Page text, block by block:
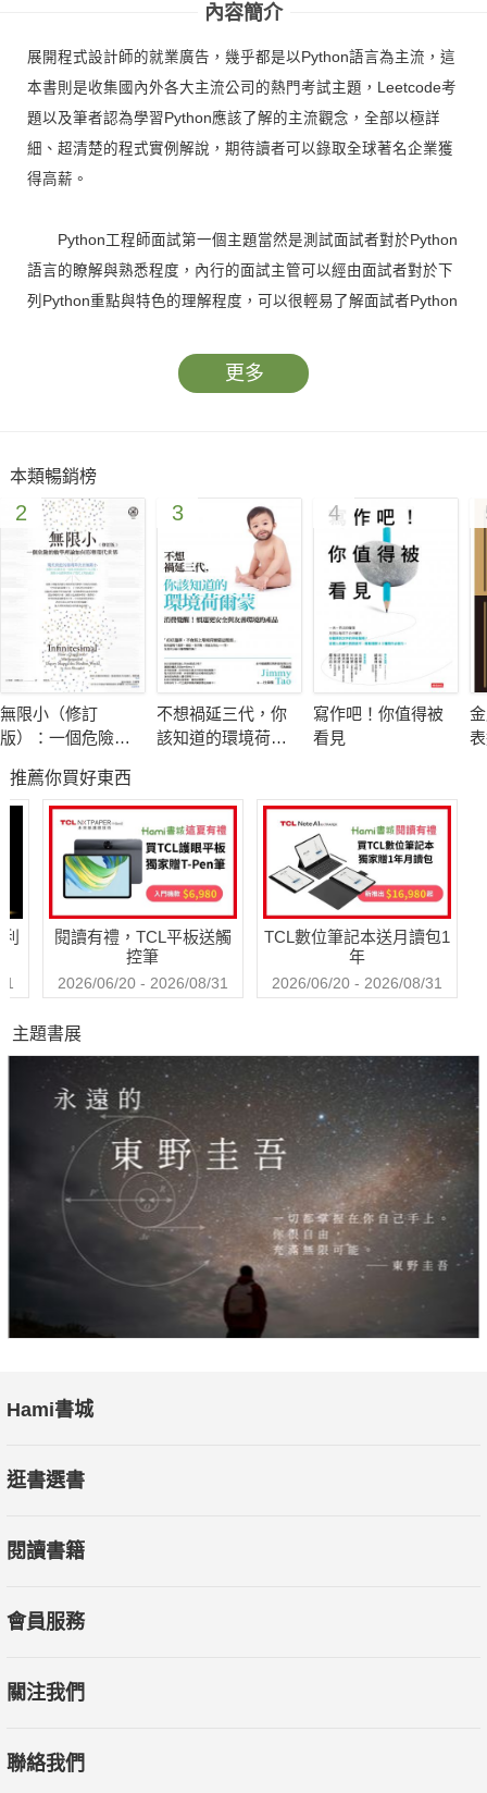
內容簡介
展開程式設計師的就業廣告，幾乎都是以Python語言為主流，這
本書則是收集國內外各大主流公司的熱門考試主題，Leetcode考
題以及筆者認為學習Python應該了解的主流觀念，全部以極詳
細、超清楚的程式實例解說，期待讀者可以錄取全球著名企業獲
得高薪。
Python工程師面試第一個主題當然是測試面試者對於Python
語言的瞭解與熟悉程度，內行的面試主管可以經由面試者對於下
列Python重點與特色的理解程度，可以很輕易了解面試者Python
●認識何謂可迭代物件(iterator object)
●認識生成式(generator)
●認識字典、集合操作
●類別與模組
●正則表達式
面試時間通常不會太長，面試的另一個重點是考演算法，一
個看似簡單的題目描述往往暗藏豐富的演算法知識，這時就是訓
練讀者的邏輯與思考的能力，在這本書筆者也使用了極豐富與廣
似考題可以輕鬆面對，在極短的面試時間完成解題，本書的演算
法考題包含下列內容：
●排序與搜尋
●陣列
●二元樹
●堆疊與回溯
●數學問題
●深度、廣度優先搜尋
●最短路徑演算法
●貪婪演算法
●動態規劃演算法
整本書除了內容豐富，適合Python面試工程師外，也可以增
強讀者Python功力。
本書特色
這是國內第一本針對Python工程師考試的圖書。
更多
本類暢銷榜
2
無限小（修訂
版）：一個危險的
現代世界
3
不想禍延三代，你
該知道的環境荷爾
境的產品
4
寫作吧！你值得被
看見
推薦你買好東西
閱讀有禮，TCL平板送觸
控筆
2026/06/20 - 2026/08/31
TCL數位筆記本送月讀包1
年
2026/06/20 - 2026/08/31
主題書展
Hami書城
逛書選書
閱讀書籍
會員服務
關注我們
聯絡我們